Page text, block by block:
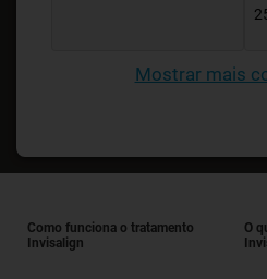
Mostrar mais
Como funciona o tratamento
Invisalign
O